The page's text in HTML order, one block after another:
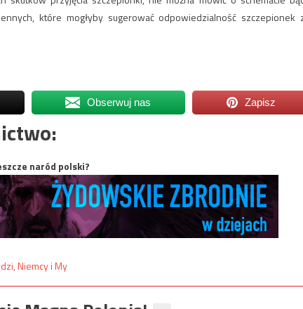
które mogłyby sugerować odpowiedzialność szczepionek
Obserwuj nas Zapisz
naród polski?